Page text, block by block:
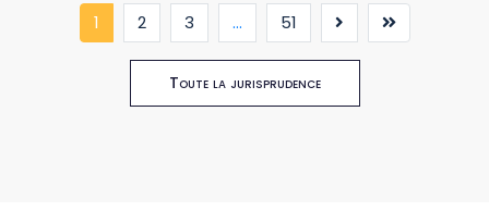
1 (current)
2 3 ... 51
Toute la jurisprudence